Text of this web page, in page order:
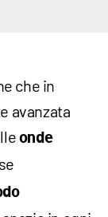
che in
avanzata
onde